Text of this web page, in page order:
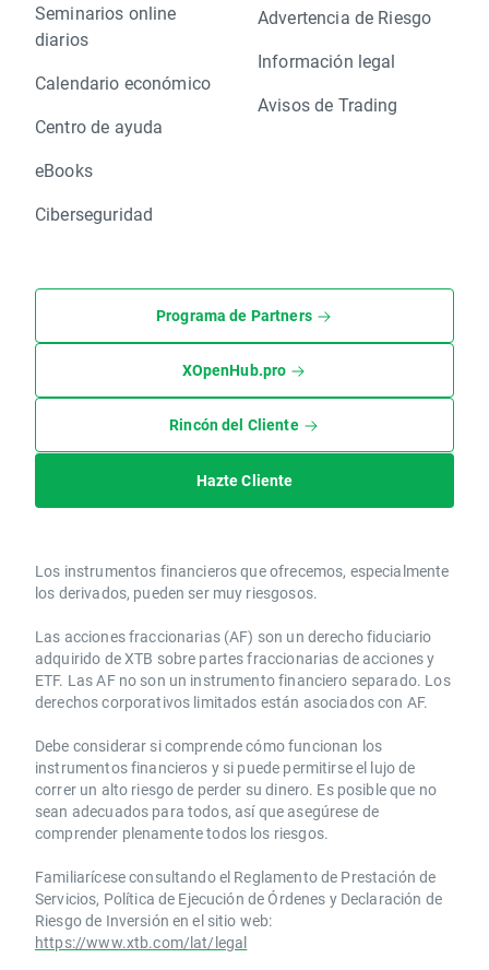
Seminarios online
diarios
Calendario económico
Centro de ayuda
eBooks
Ciberseguridad
Advertencia de Riesgo
Información legal
Avisos de Trading
Programa de Partners
XOpenHub.pro
Rincón del Cliente
Hazte Cliente
Los instrumentos financieros que ofrecemos, especialmente
los derivados, pueden ser muy riesgosos.
Las acciones fraccionarias (AF) son un derecho fiduciario
adquirido de XTB sobre partes fraccionarias de acciones y
ETF. Las AF no son un instrumento financiero separado. Los
derechos corporativos limitados están asociados con AF.
Debe considerar si comprende cómo funcionan los
instrumentos financieros y si puede permitirse el lujo de
correr un alto riesgo de perder su dinero. Es posible que no
sean adecuados para todos, así que asegúrese de
comprender plenamente todos los riesgos.
Familiarícese consultando el Reglamento de Prestación de
Servicios, Política de Ejecución de Órdenes y Declaración de
Riesgo de Inversión en el sitio web:
https://www.xtb.com/lat/legal